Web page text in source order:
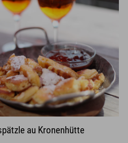
au Kronenhütte